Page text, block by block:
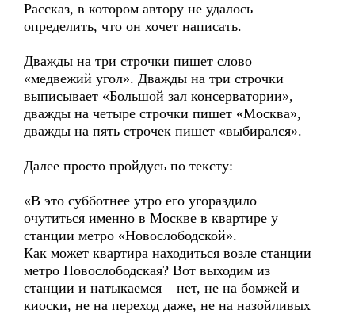
Рассказ, в котором автору не удалось
определить, что он хочет написать.
Дважды на три строчки пишет слово
«медвежий угол». Дважды на три строчки
выписывает «Большой зал консерватории»,
дважды на четыре строчки пишет «Москва»,
дважды на пять строчек пишет «выбирался».
Далее просто пройдусь по тексту:
«В это субботнее утро его угораздило
очутиться именно в Москве в квартире у
станции метро «Новослободской».
Как может квартира находиться возле станции
метро Новослободская? Вот выходим из
станции и натыкаемся – нет, не на бомжей и
киоски, не на переход даже, не на назойливых